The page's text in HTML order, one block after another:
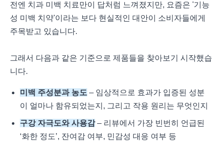
전엔 치과 미백 치료만이 답처럼 느껴졌지만, 요즘은 '기능
성 미백 치약'이라는 보다 현실적인 대안이 소비자들에게
주목받고 있습니다.
그래서 다음과 같은 기준으로 제품들을 찾아보기 시작했습
니다.
미백 주성분과 농도 – 임상적으로 효과가 입증된 성분
이 얼마나 함유되었는지, 그리고 작용 원리는 무엇인지
구강 자극도와 사용감– 리뷰에서 가장 빈번히 언급된
‘화한 정도’, 잔여감 여부, 민감성 대응 여부 등